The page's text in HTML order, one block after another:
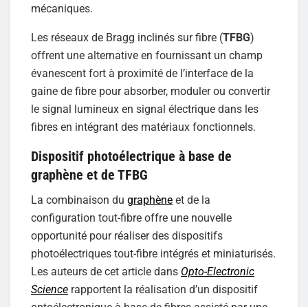
mécaniques.
Les réseaux de Bragg inclinés sur fibre (TFBG)
offrent une alternative en fournissant un champ
évanescent fort à proximité de l’interface de la
gaine de fibre pour absorber, moduler ou convertir
le signal lumineux en signal électrique dans les
fibres en intégrant des matériaux fonctionnels.
Dispositif photoélectrique à base de
graphène et de TFBG
La combinaison du graphène et de la
configuration tout-fibre offre une nouvelle
opportunité pour réaliser des dispositifs
photoélectriques tout-fibre intégrés et miniaturisés.
Les auteurs de cet article dans Opto-Electronic
Science rapportent la réalisation d’un dispositif